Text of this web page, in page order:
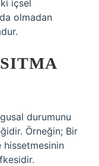
içsel
olmadan
durumunu
Örneğin; Bir